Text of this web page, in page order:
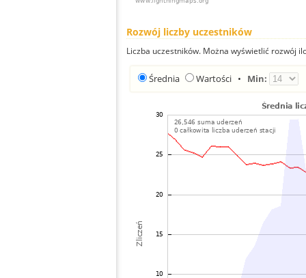
Rozwój liczby uczestników
Liczba uczestników. Można wyświetlić rozwój
Średnia Wartości • Min: